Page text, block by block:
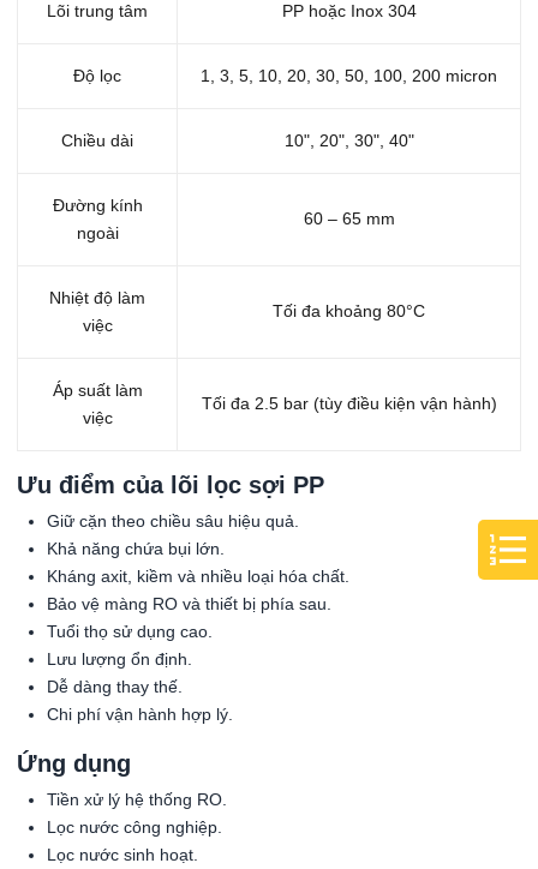
Lõi trung tâm PP hoặc Inox 304
Độ lọc 1, 3, 5, 10, 20, 30, 50, 100, 200 micron
Chiều dài 10", 20", 30", 40"
Đường kính
ngoài
60 – 65 mm
Nhiệt độ làm
việc
Tối đa khoảng 80°C
Áp suất làm
việc
Tối đa 2.5 bar (tùy điều kiện vận hành)
Ưu điểm của lõi lọc sợi PP
Giữ cặn theo chiều sâu hiệu quả.
Khả năng chứa bụi lớn.
Kháng axit, kiềm và nhiều loại hóa chất.
Bảo vệ màng RO và thiết bị phía sau.
Tuổi thọ sử dụng cao.
Lưu lượng ổn định.
Dễ dàng thay thế.
Chi phí vận hành hợp lý.
Ứng dụng
Tiền xử lý hệ thống RO.
Lọc nước công nghiệp.
Lọc nước sinh hoạt.